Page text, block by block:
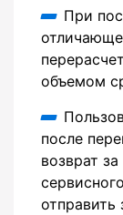
При
объемом
после
возврат
отправить